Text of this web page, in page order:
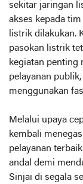
sekitar jaringan
akses kepada
listrik dilakukan.
pasokan listrik
kegiatan penting
pelayanan
menggunakan
Melalui upaya
kembali
pelayanan
andal demi
Sinjai di segala